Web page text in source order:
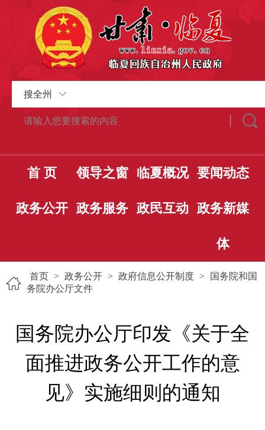
搜全州
首 页 领导之窗 临夏概况 要闻动态
政务公开 政务服务 政民互动 政务新媒
体
首页 > 政务公开 > 政府信息公开制度 >
国务院和国
务院办公厅文件
国务院办公厅印发《关于全
面推进政务公开工作的意
见》实施细则的通知